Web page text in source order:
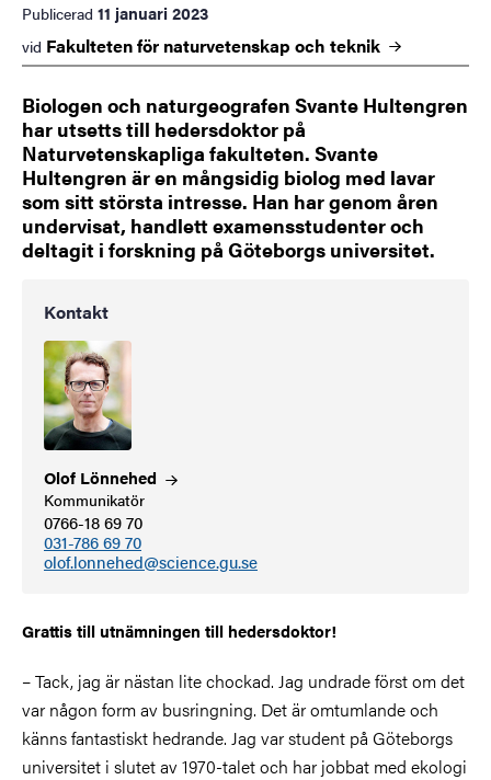
Publicerad 11 januari 2023
vid Fakulteten för naturvetenskap och teknik
Biologen och naturgeografen Svante Hultengren
har utsetts till hedersdoktor på
Naturvetenskapliga fakulteten. Svante
Hultengren är en mångsidig biolog med lavar
som sitt största intresse. Han har genom åren
undervisat, handlett examensstudenter och
deltagit i forskning på Göteborgs universitet.
Kontakt
Olof Lönnehed
Kommunikatör
0766-18 69 70
031-786 69 70
olof.lonnehed@science.gu.se
Grattis till utnämningen till hedersdoktor!
– Tack, jag är nästan lite chockad. Jag undrade först om det
var någon form av busringning. Det är omtumlande och
känns fantastiskt hedrande. Jag var student på Göteborgs
universitet i slutet av 1970-talet och har jobbat med ekologi